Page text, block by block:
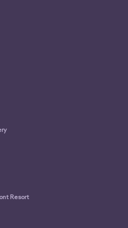
Resort